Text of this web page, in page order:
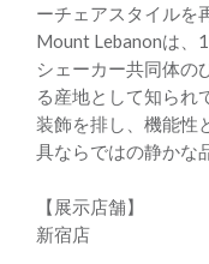
ーチェアスタイルを
Mount Lebanonは、
シェーカー共同体の
る産地として知られ
装飾を排し、機能性
具ならではの静かな
【展示店舗】
新宿店